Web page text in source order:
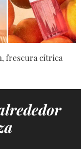
frescura cítrica